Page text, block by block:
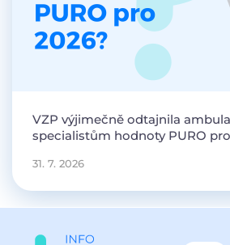
VZP výjimečně odtajnila
specialistům hodnoty PURO
31. 7. 2026